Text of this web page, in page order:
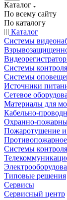
Каталог
По всему сайту
По каталогу
Каталог
Системы
Системы
Системы
Источники
Сетевое
Материалы для
Кабельно-
Охранно-
Пожаротушение и
Системы
Типовые решения
Сервисы
Сервисный центр